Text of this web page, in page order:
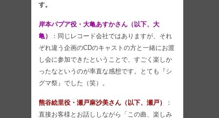
す。
岸本パプア役・大亀あすかさん（以下、大
亀）
：同じレコード会社ではありますが、それ
ぞれ違う企画のCDのキャストの方と一緒にお渡
し会に参加できたということで、すごく楽しか
ったなというのが率直な感想です。とても『シ
グマ祭』でした（笑）。
熊谷絵里役・瀬戸麻沙美さん（以下、瀬戸）
：
直接お客様とお話ししながら「この曲、楽しみ